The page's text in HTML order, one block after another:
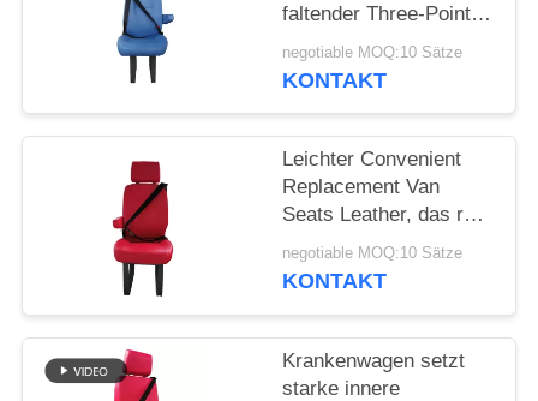
faltender Three-Point-
Sicherheitsgurt Rear
Van Seats With
negotiable MOQ:10 Sätze
KONTAKT
Leichter Convenient
Replacement Van
Seats Leather, das rote
Farbe umfasst
negotiable MOQ:10 Sätze
KONTAKT
Krankenwagen setzt
starke innere